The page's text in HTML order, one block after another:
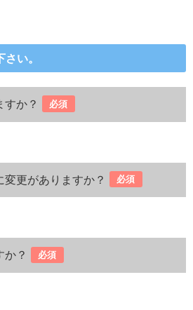
い。
すか？ 必須
変更がありますか？ 必須
か？ 必須